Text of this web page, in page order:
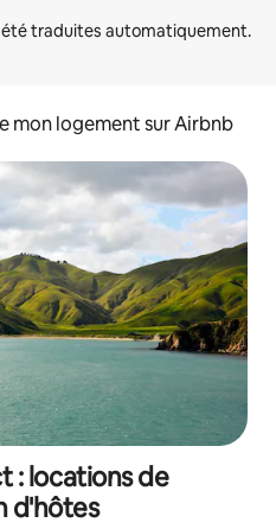
mon logement sur Airbnb
: locations de
d'hôtes